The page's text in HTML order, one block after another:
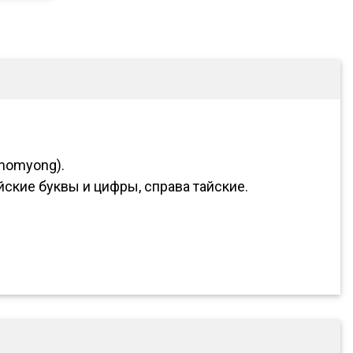
буквы и цифры, справа тайские.